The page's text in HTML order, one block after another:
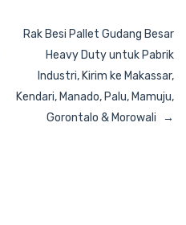
Rak Besi Pallet Gudang Besar
Heavy Duty untuk Pabrik
Industri, Kirim ke Makassar,
Kendari, Manado, Palu, Mamuju,
Gorontalo & Morowali